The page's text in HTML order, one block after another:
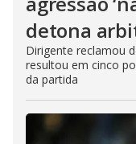
detona
Dirigente reclamou
resultou em cinco
da partida